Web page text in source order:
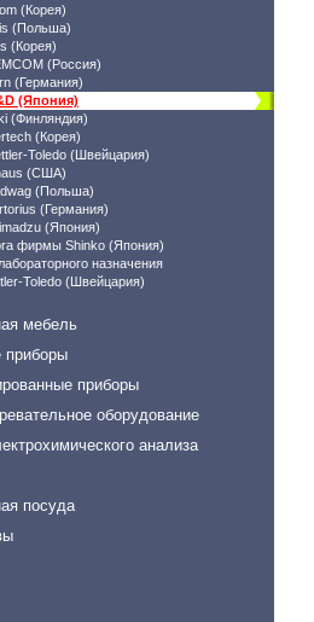
(Корея)
(Польша)
(Корея)
(Россия)
(Германия)
(Япония)
(Финляндия)
(Корея)
Toledo (Швейцария)
(США)
(Польша)
(Германия)
(Япония)
фирмы Shinko (Япония)
назначения
Toledo (Швейцария)
мебель
приборы
приборы
оборудование
анализа
посуда